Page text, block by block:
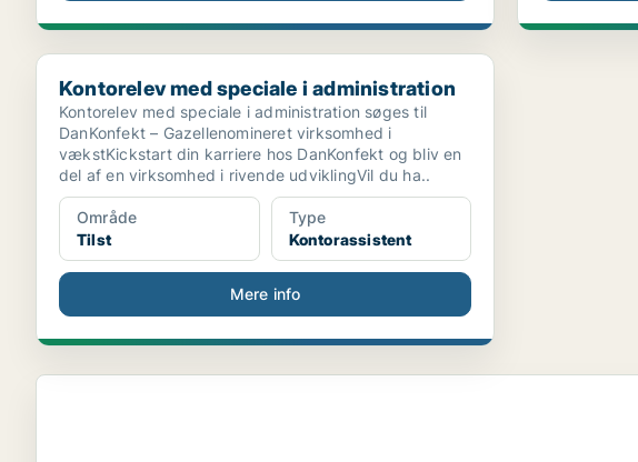
Kontorelev med speciale i administration
Kontorelev med speciale i administration
Kontorelev med speciale i administration søges til
DanKonfekt – Gazellenomineret virksomhed i
vækstKickstart din karriere hos DanKonfekt og bliv en
del af en virksomhed i rivende udviklingVil du ha..
Område
Tilst
Type
Kontorassistent
Mere info